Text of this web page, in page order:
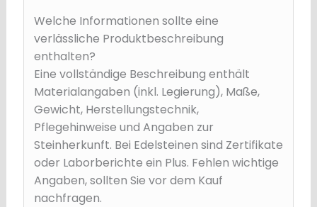
Welche Informationen sollte eine
verlässliche Produktbeschreibung
enthalten?
Eine vollständige Beschreibung enthält
Materialangaben (inkl. Legierung), Maße,
Gewicht, Herstellungstechnik,
Pflegehinweise und Angaben zur
Steinherkunft. Bei Edelsteinen sind Zertifikate
oder Laborberichte ein Plus. Fehlen wichtige
Angaben, sollten Sie vor dem Kauf
nachfragen.